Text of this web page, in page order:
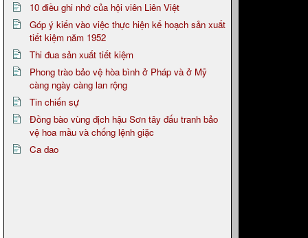
10 điều ghi nhớ của hội viên Liên Việt
Góp ý kiến vào việc thực hiện kế hoạch sản xuất
tiết kiệm năm 1952
Thi đua sản xuất tiết kiệm
Phong trào bảo vệ hòa bình ở Pháp và ở Mỹ
càng ngày càng lan rộng
Tin chiến sự
Đồng bào vùng địch hậu Sơn tây đấu tranh bảo
vệ hoa mầu và chống lệnh giặc
Ca dao